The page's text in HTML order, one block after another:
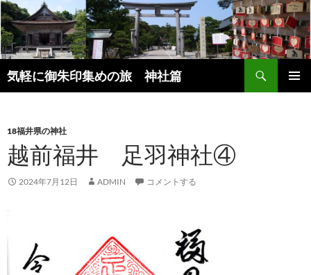
コ
ン
テ
ン
ツ
へ
プ
気軽に御朱印集めの旅 神社篇
索
18福井県の神社
越前福井 足羽神社④
2024年7月12日 ADMIN コメントする